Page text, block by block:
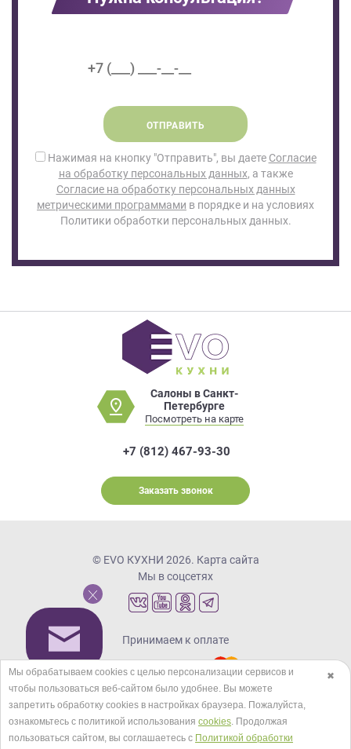
ОТПРАВИТЬ
Нажимая на кнопку "Отправить", вы даете Согласие
на обработку персональных данных, а также
Согласие на обработку персональных данных
метрическими программами в порядке и на условиях
Политики обработки персональных данных.
Салоны в Санкт-
Петербурге
Посмотреть на карте
+7 (812) 467-93-30
Заказать звонок
© EVO КУХНИ 2026. Карта сайта
Мы в соцсетях
Принимаем к оплате
Кредиты и рассрочка
✖
Мы обрабатываем cookies с целью персонализации сервисов и
чтобы пользоваться веб-сайтом было удобнее. Вы можете
запретить обработку сookies в настройках браузера. Пожалуйста,
ознакомьтесь с политикой использования cookies. Продолжая
пользоваться сайтом, вы соглашаетесь с Политикой обработки